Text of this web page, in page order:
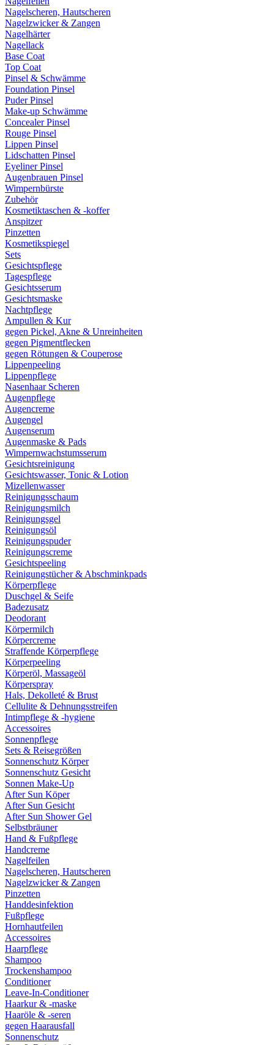
Nagelscheren, Hautscheren
Nagelzwicker & Zangen
Nagelhärter
Nagellack
Base Coat
Top Coat
Pinsel & Schwämme
Foundation Pinsel
Puder Pinsel
Make-up Schwämme
Concealer Pinsel
Rouge Pinsel
Lippen Pinsel
Lidschatten Pinsel
Eyeliner Pinsel
Augenbrauen Pinsel
Wimpernbürste
Zubehör
Kosmetiktaschen & -koffer
Anspitzer
Pinzetten
Kosmetikspiegel
Sets
Gesichtspflege
Tagespflege
Gesichtsserum
Gesichtsmaske
Nachtpflege
Ampullen & Kur
gegen Pickel, Akne & Unreinheiten
gegen Pigmentflecken
gegen Rötungen & Couperose
Lippenpeeling
Lippenpflege
Nasenhaar Scheren
Augenpflege
Augencreme
Augengel
Augenserum
Augenmaske & Pads
Wimpernwachstumsserum
Gesichtsreinigung
Gesichtswasser, Tonic & Lotion
Mizellenwasser
Reinigungsschaum
Reinigungsmilch
Reinigungsgel
Reinigungsöl
Reinigungspuder
Reinigungscreme
Gesichtspeeling
Reinigungstücher & Abschminkpads
Körperpflege
Duschgel & Seife
Badezusatz
Deodorant
Körpermilch
Körpercreme
Straffende Körperpflege
Körperpeeling
Körperöl, Massageöl
Körperspray
Hals, Dekolleté & Brust
Cellulite & Dehnungsstreifen
Intimpflege & -hygiene
Accessoires
Sonnenpflege
Sets & Reisegrößen
Sonnenschutz Körper
Sonnenschutz Gesicht
Sonnen Make-Up
After Sun Köper
After Sun Gesicht
After Sun Shower Gel
Selbstbräuner
Hand & Fußpflege
Handcreme
Nagelfeilen
Nagelscheren, Hautscheren
Nagelzwicker & Zangen
Pinzetten
Handdesinfektion
Fußpflege
Hornhautfeilen
Accessoires
Haarpflege
Shampoo
Trockenshampoo
Conditioner
Leave-In-Conditioner
Haarkur & -maske
Haaröle & -seren
gegen Haarausfall
Sonnenschutz